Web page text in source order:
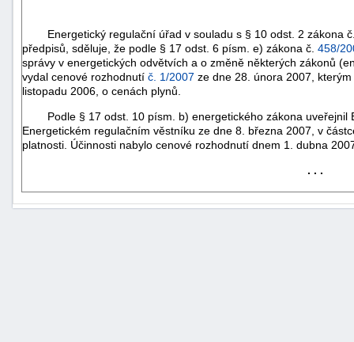
Energetický regulační úřad v souladu s § 10 odst. 2 zákona
předpisů, sděluje, že podle § 17 odst. 6 písm. e) zákona č. 458/
správy v energetických odvětvích a o změně některých zákonů
vydal cenové rozhodnutí č. 1/2007 ze dne 28. února 2007,
listopadu 2006, o cenách plynů.
Podle § 17 odst. 10 písm. b) energetického zákona uveřejnil
Energetickém regulačním věstníku ze dne 8. března 2007, v
platnosti. Účinnosti nabylo cenové rozhodnutí dnem 1. dubna
. . .
škody